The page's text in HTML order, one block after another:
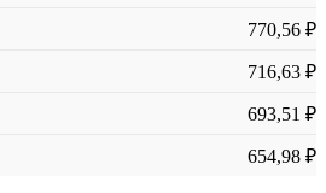
770,56 ₽
716,63 ₽
693,51 ₽
654,98 ₽